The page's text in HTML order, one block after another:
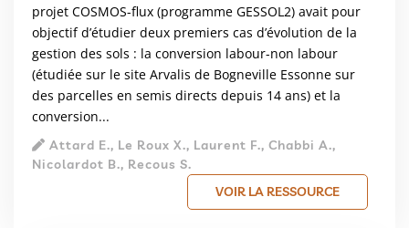
projet COSMOS-flux (programme GESSOL2) avait pour
objectif d’étudier deux premiers cas d’évolution de la
gestion des sols : la conversion labour-non labour
(étudiée sur le site Arvalis de Bogneville Essonne sur
des parcelles en semis directs depuis 14 ans) et la
conversion...
Attard E., Le Roux X., Laurent F., Chabbi A.,
Nicolardot B., Recous S.
VOIR LA RESSOURCE